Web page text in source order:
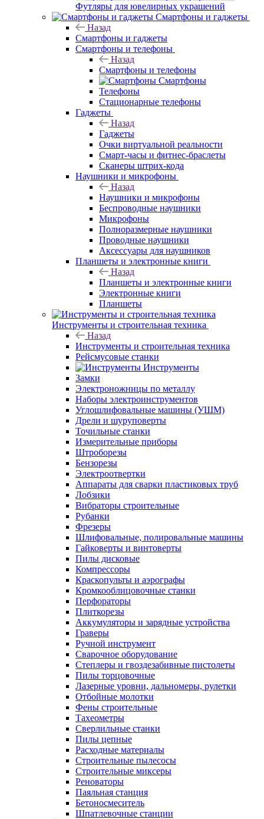
Футляры для ювелирных украшений
Смартфоны и гаджеты
Назад
Смартфоны и гаджеты
Смартфоны и телефоны
Назад
Смартфоны и телефоны
Смартфоны
Телефоны
Стационарные телефоны
Гаджеты
Назад
Гаджеты
Очки виртуальной реальности
Смарт-часы и фитнес-браслеты
Сканеры штрих-кода
Наушники и микрофоны
Назад
Наушники и микрофоны
Беспроводные наушники
Микрофоны
Полноразмерные наушники
Проводные наушники
Аксессуары для наушников
Планшеты и электронные книги
Назад
Планшеты и электронные книги
Электронные книги
Планшеты
Инструменты и строительная техника
Назад
Инструменты и строительная техника
Рейсмусовые станки
Инструменты
Замки
Электроножницы по металлу
Наборы электроинструментов
Углошлифовальные машины (УШМ)
Дрели и шуруповерты
Точильные станки
Измерительные приборы
Штроборезы
Бензорезы
Электроотвертки
Аппараты для сварки пластиковых труб
Лобзики
Вибраторы строительные
Рубанки
Фрезеры
Шлифовальные, полировальные машины
Гайковерты и винтоверты
Пилы дисковые
Компрессоры
Краскопульты и аэрографы
Кромкооблицовочные станки
Перфораторы
Плиткорезы
Аккумуляторы и зарядные устройства
Граверы
Ручной инструмент
Сварочное оборудование
Степлеры и гвоздезабивные пистолеты
Пилы торцовочные
Лазерные уровни, дальномеры, рулетки
Отбойные молотки
Фены строительные
Тахеометры
Сверлильные станки
Пилы цепные
Расходные материалы
Строительные пылесосы
Строительные миксеры
Реноваторы
Паяльная станция
Бетоносмеситель
Шпатлевочные станции